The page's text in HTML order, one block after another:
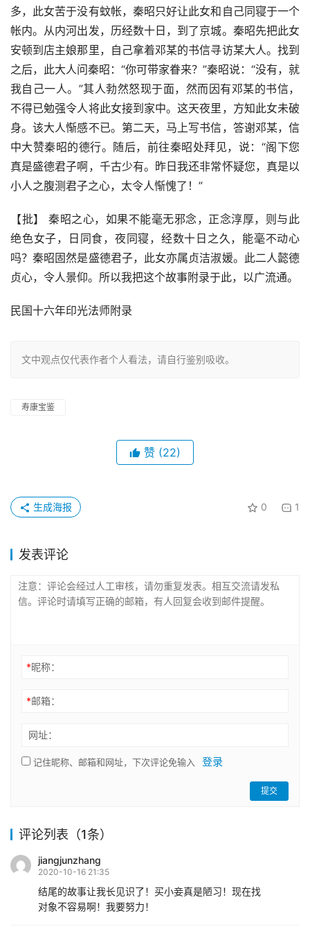
多，此女苦于没有蚊帐，秦昭只好让此女和自己同寝于一个
帐内。从内河出发，历经数十日，到了京城。秦昭先把此女
安顿到店主娘那里，自己拿着邓某的书信寻访某大人。找到
之后，此大人问秦昭：“你可带家眷来？”秦昭说：“没有，就
我自己一人。”其人勃然怒现于面，然而因有邓某的书信，
不得已勉强令人将此女接到家中。这天夜里，方知此女未破
身。该大人惭感不已。第二天，马上写书信，答谢邓某，信
中大赞秦昭的德行。随后，前往秦昭处拜见，说：“阁下您
真是盛德君子啊，千古少有。昨日我还非常怀疑您，真是以
小人之腹测君子之心，太令人惭愧了！”
【批】 秦昭之心，如果不能毫无邪念，正念淳厚，则与此
绝色女子，日同食，夜同寝，经数十日之久，能毫不动心
吗？秦昭固然是盛德君子，此女亦属贞洁淑媛。此二人懿德
贞心，令人景仰。所以我把这个故事附录于此，以广流通。
民国十六年印光法师附录
文中观点仅代表作者个人看法，请自行鉴别吸收。
寿康宝鉴
赞 (22)
0 1
生成海报
发表评论
*昵称：
*邮箱：
网址：
记住昵称、邮箱和网址，下次评论免输入 登录
提交
评论列表（1条）
jiangjunzhang
2020-10-16 21:35
结尾的故事让我长见识了！买小妾真是陋习！现在找
对象不容易啊！我要努力！